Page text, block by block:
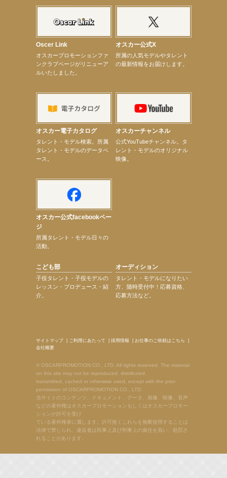
【elfin’】7thシングル『全世界』がFM-UUでO.A.決定♪
【elfin’】8月16日（日）「全世界」発売記念イベント決定！
【elfin’】7thシングル『全世界』がFM TANABEでO.A.決定♪
【昆虫ハンター牧田習】8月13日（木）プライムツリー赤池「ふれあい昆虫フェスティバル」トーク
ショーゲスト出演！
【井頭愛海】『小さなお葬式』TV-CM出演！
【定本楓馬】WEB DIGVII 連載企画『東京23時』に登場！
【上戸彩】サントリー「−196」新CM出演！
【elfin’】【小倉舞子】8月9日（日）「MxM’s produce event vol.14」に出演決定！
【elfin’】【辻美優】8月28日（金）「辻美優(elfin’)グレイテスト・ショー」に出演決定！
【elfin’】9月27日（日）「Beauty Voice Theater Reboot Vol.3」開催決定！
Oscer Link
オスカープロモーションファ
ンクラブページがリニューア
ルいたしました。
オスカー公式X
所属の人気モデルやタレント
の最新情報をお届けします。
オスカー電子カタログ
タレント・モデル検索。所属
タレント・モデルのデータベ
ース。
オスカーチャンネル
公式YouTubeチャンネル。タ
レント・モデルのオリジナル
映像。
オスカー公式facebookペー
ジ
所属タレント・モデル日々の
活動。
こども部
子役タレント・子役モデルの
レッスン・プロデュース・紹
介。
オーディション
タレント・モデルになりたい
方、随時受付中！応募資格、
応募方法など。
サイトマップ| ご利用にあたって 採用情報 お仕事のご依頼はこちら
会社概要
© OSCARPROMOTION CO., LTD. All rights reserved. The material
on this site may not be reproduced, distributed,
transmitted, cached or otherwise used, except with the prior
permission of OSCARPROMOTION CO., LTD.
当サイトのコンテンツ、ドキュメント、データ、画像、映像、音声
などの著作権はオスカープロモーションもしくはオスカープロモー
ションが許可を受け
ている著作権者に属します。許可無くこれらを無断使用することは
法律で禁じられ、違反者は民事上及び刑事上の責任を負い、処罰さ
れることがあります。